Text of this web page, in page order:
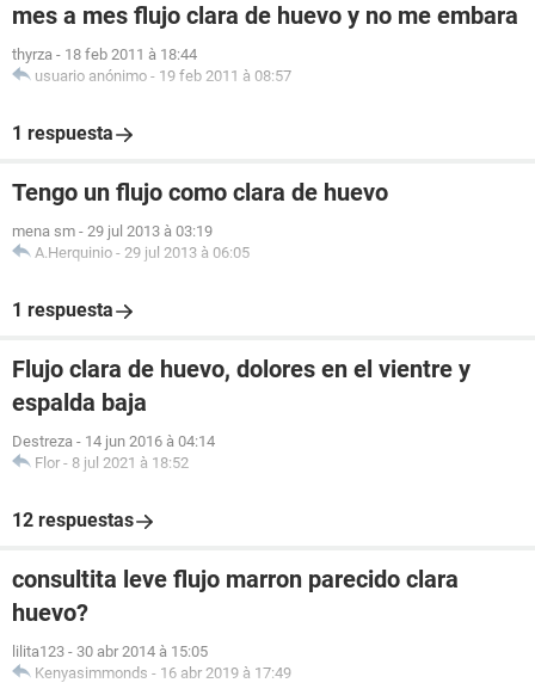
mes a mes flujo clara de huevo y no me embara
thyrza - 18 feb 2011 à 18:44
usuario anónimo - 19 feb 2011 à 08:57
1 respuesta
Tengo un flujo como clara de huevo
mena sm - 29 jul 2013 à 03:19
A.Herquinio - 29 jul 2013 à 06:05
1 respuesta
Flujo clara de huevo, dolores en el vientre y
espalda baja
Destreza - 14 jun 2016 à 04:14
Flor - 8 jul 2021 à 18:52
12 respuestas
consultita leve flujo marron parecido clara
huevo?
lilita123 - 30 abr 2014 à 15:05
Kenyasimmonds - 16 abr 2019 à 17:49